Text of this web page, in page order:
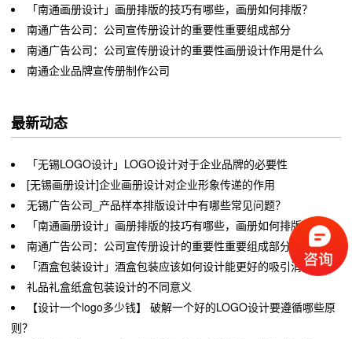
「南通画册设计」画册排版的技巧有哪些，画册如何排版？
南通广告公司：公司宣传册设计的重要性重要组成部分
南通广告公司：公司宣传册设计的重要性画册设计作用是什么
南通企业品牌宣传册制作公司
最新动态
「无锡LOGO设计」LOGO设计对于企业品牌的必要性
[无锡画册设计]企业画册设计对企业形象传递的作用
无锡广告公司_产品样本排版设计中有哪些常见问题？
「南通画册设计」画册排版的技巧有哪些，画册如何排版？
南通广告公司：公司宣传册设计的重要性重要组成部分
「酒盒包装设计」酒盒包装应该如何设计能更好的吸引消费者？
礼品礼盒纸盒包装设计的不同意义
【设计一个logo多少钱】 破解一个好的LOGO设计要遵循哪些原
则？